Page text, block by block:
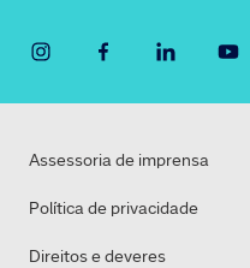
Assessoria de imprensa
Política de privacidade
Direitos e deveres